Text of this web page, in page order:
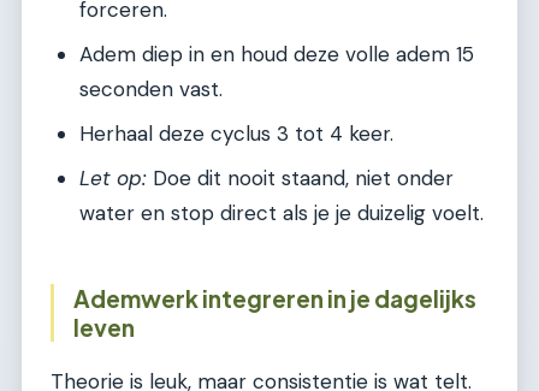
forceren.
Adem diep in en houd deze volle adem 15
seconden vast.
Herhaal deze cyclus 3 tot 4 keer.
Let op: Doe dit nooit staand, niet onder
water en stop direct als je je duizelig voelt.
Ademwerk integreren in je dagelijks
leven
Theorie is leuk, maar consistentie is wat telt.